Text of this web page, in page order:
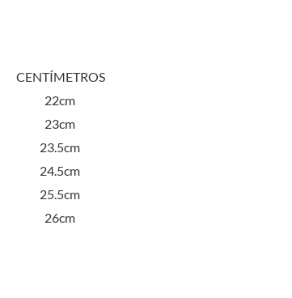
CENTÍMETROS
22cm
23cm
23.5cm
24.5cm
25.5cm
26cm